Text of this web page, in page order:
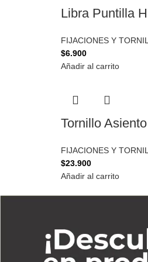
Libra Puntilla
FIJACIONES Y
$6.900
Añadir al carrito
Tornillo
FIJACIONES Y
$23.900
Añadir al carrito